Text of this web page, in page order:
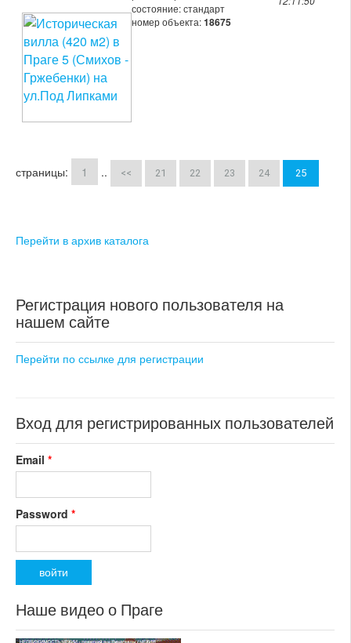
состояние: стандарт
номер объекта:18675
страницы: 1 .. << 21 22 23 24 25
Перейти в архив каталога
Регистрация нового пользователя на
нашем сайте
Перейти по ссылке для регистрации
Вход для регистрированных пользователей
Email *
Password *
Наше видео о Праге